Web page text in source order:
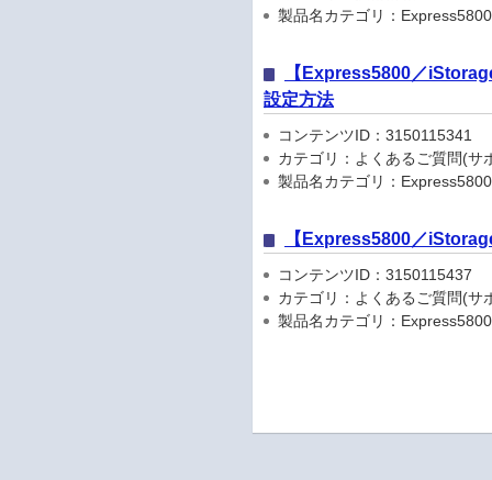
製品名カテゴリ：
【Express5800／
設定方法
コンテンツID：3150115341
カテゴリ：よくあるご質問(サ
製品名カテゴリ：
【Express5800／
コンテンツID：3150115437
カテゴリ：よくあるご質問(サ
製品名カテゴリ：